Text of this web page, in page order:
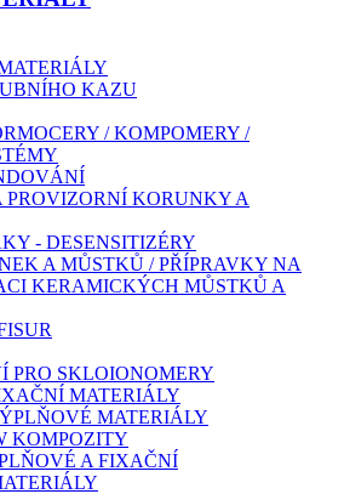
KAZU
/ KOMPOMERY /
PROVIZORNÍ KORUNKY A
- DESENSITIZÉRY
A MŮSTKŮ / PŘÍPRAVKY NA
KERAMICKÝCH MŮSTKŮ A
PRO SKLOIONOMERY
MATERIÁLY
MATERIÁLY
KOMPOZITY
A FIXAČNÍ